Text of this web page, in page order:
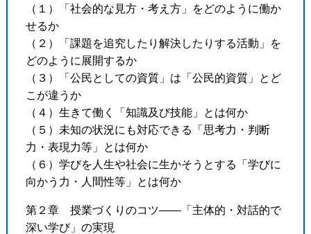
（１）「社会的な見方・考え方」をどのように働か
せるか
（２）「課題を追究したり解決したりする活動」を
どのように展開するか
（３）「公民としての資質」は「公民的資質」とど
こが違うか
（４）生きて働く「知識及び技能」とは何か
（５）未知の状況にも対応できる「思考力・判断
力・表現力等」とは何か
（６）学びを人生や社会に生かそうとする「学びに
向かう力・人間性等」とは何か
第２章 授業づくりのコツ――「主体的・対話的で
深い学び」の実現